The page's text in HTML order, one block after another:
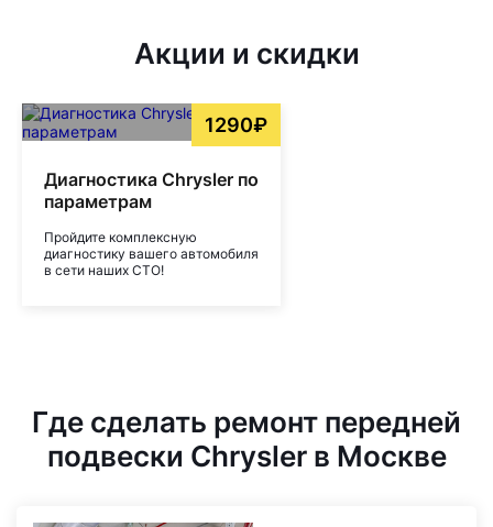
Акции и скидки
1290₽
Диагностика Chrysler по
параметрам
Пройдите комплексную
диагностику вашего автомобиля
в сети наших СТО!
Где сделать ремонт передней
подвески Chrysler в Москве